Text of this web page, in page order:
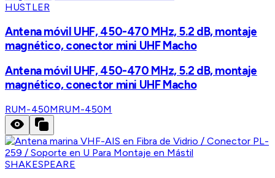
HUSTLER
Antena móvil UHF, 450-470 MHz, 5.2 dB, montaje
magnético, conector mini UHF Macho
Antena móvil UHF, 450-470 MHz, 5.2 dB, montaje
magnético, conector mini UHF Macho
RUM-450MRUM-450M
SHAKESPEARE